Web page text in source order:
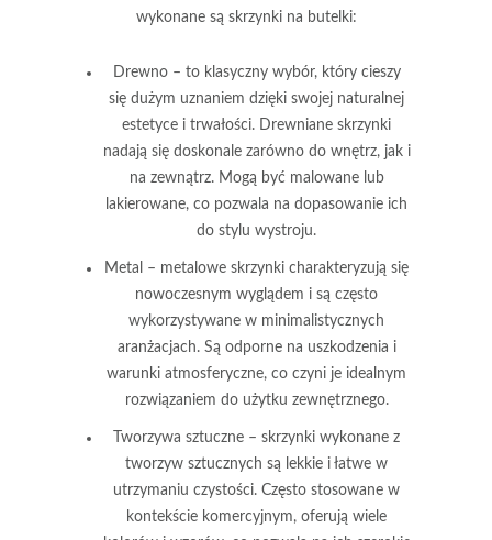
wykonane są skrzynki na butelki:
Drewno– to klasyczny wybór, który cieszy
się dużym uznaniem dzięki swojej naturalnej
estetyce i trwałości. Drewniane skrzynki
nadają się doskonale zarówno do wnętrz, jak i
na zewnątrz. Mogą być malowane lub
lakierowane, co pozwala na dopasowanie ich
do stylu wystroju.
Metal
– metalowe skrzynki charakteryzują się
nowoczesnym wyglądem i są często
wykorzystywane w minimalistycznych
aranżacjach. Są odporne na uszkodzenia i
warunki atmosferyczne, co czyni je idealnym
rozwiązaniem do użytku zewnętrznego.
Tworzywa sztuczne – skrzynki wykonane z
tworzyw sztucznych są lekkie i łatwe w
utrzymaniu czystości. Często stosowane w
kontekście komercyjnym, oferują wiele